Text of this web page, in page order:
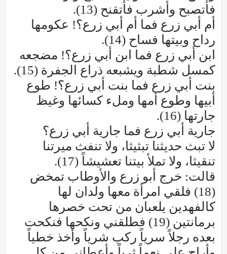
فأتصبح وأشرب فأتقنح (13).
أم أبي زرع فما أم أبي زرع؟! عكومها
رداح وبيتها فساح (14).
ابن أبي زرع فما ابن أبي زرع؟! مضجعه
كمسل شطبة ويشبعه ذراع الجفرة (15).
بنت أبي زرع فما بنت أبي زرع؟! طوع
أبيها وطوع أمها وملء كسائها وغيظ
جارتها (16).
جارية أبي زرع فما جارية أبي زرع؟
لا تبث حديثنا تبثيثا، ولا تنفث ميرتنا
تنقيثا، ولا تملأ بيتنا تعشيشاً (17).
قالت: خرج أبو زرع والأوطاب تمخض
(18) فلقي امرأة معها ولدان لها
كالفهدين يلعبان من تحت خصرها
برمانتين (19) فطلقني ونكحها فنكحت
بعده رجلاً سرياً ركب شرياً وأخذ خطياً